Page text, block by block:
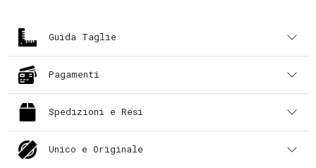
Guida Taglie
Pagamenti
Spedizioni e Resi
Unico e Originale